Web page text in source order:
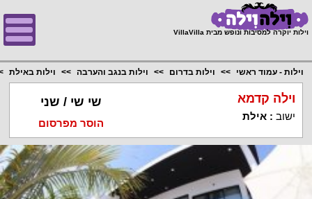
וילות יוקרה למסיבות ונופש מבית VillaVilla
וילות - עמוד ראשי וילות בדרום וילות בנגב והערבה וילות באילת
וילה קדמא
ישוב :אילת
שי שי / שני
הוסר מפרסום